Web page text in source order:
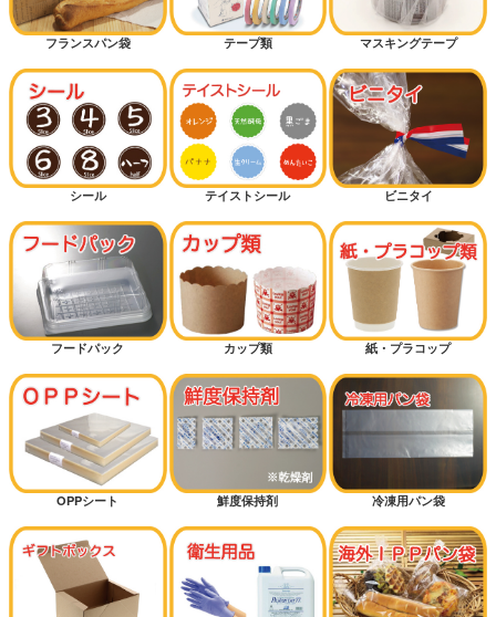
フランスパン袋 テープ類 マスキングテープ
シール テイストシール ビニタイ
フードパック カップ類 紙・プラコップ
OPPシート 鮮度保持剤 冷凍用パン袋